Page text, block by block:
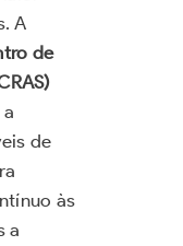
A
de
de
às
a